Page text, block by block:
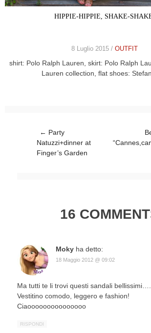
HIPPIE-HIPPIE, SHAKE-
8 Luglio 2015 / OUTFIT
shirt: Polo Ralph Lauren, skirt: Polo Ralph
Lauren collection, flat shoes:
Post navigation
← Party
Natuzzi+dinner at
Finger’s Garden
16
Moky ha detto:
18 Maggio 2012 @ 09:02
Ma tutti te li trovi questi sandali bellissimi….
Vestitino comodo, leggero e fashion!
Ciaooooooooooooooo
RISPONDI